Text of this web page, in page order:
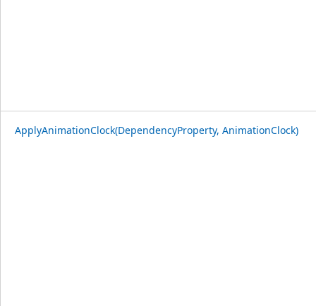
ApplyAnimationClock(DependencyProperty, AnimationClock)